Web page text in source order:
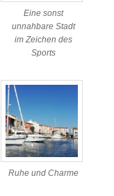
Eine sonst
unnahbare Stadt
im Zeichen des
Sports
Ruhe und Charme